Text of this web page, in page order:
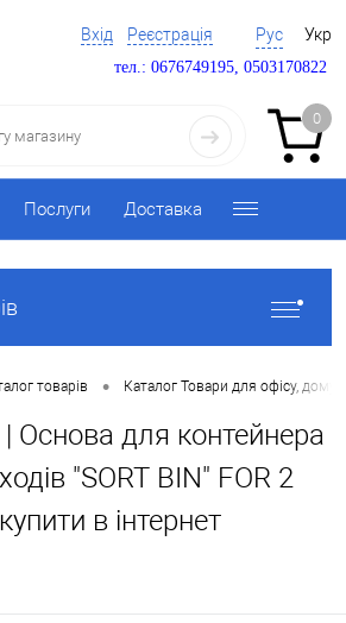
Вхід Реєстрація Рус Укр
тел.: 0676749195, 0503170822
0
Послуги Доставка
товарів • Каталог Товари для офісу, дому
Основа для контейнера
"SORT BIN" FOR 2
в інтернет